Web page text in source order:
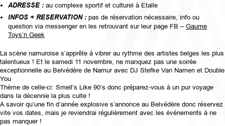
ADRESSE : au complexe sportif et culturel à Etalle
INFOS + RESERVATION : pas de réservation nécessaire, info ou
question via messenger en les retrouvant sur leur page FB –Gaume
Toys’n Geek
La scène namuroise s’apprête à vibrer au rythme des artistes belges les plus
talentueux ! Et le samedi 11 novembre, ne manquez pas une soirée
exceptionnelle au Belvédère de Namur avec DJ Stefke Van Namen et Double
You
Thème de celle-ci: Smell’s Like 90’s donc préparez-vous à un pur voyage
dans la décennie la plus culte !
A savoir qu’une fin d’année explosive s’annonce au Belvédère donc réservez
vite vos dates, mais je reviendrai régulièrement avec les événements à ne
pas manquer !